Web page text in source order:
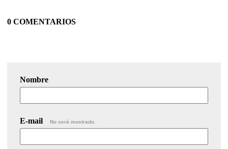
0 COMENTARIOS
Nombre
E-mail No será mostrado.